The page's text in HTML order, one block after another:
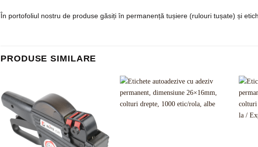
În portofoliul nostru de produse găsiți în permanență tușiere (rulouri tușate) și
PRODUSE SIMILARE